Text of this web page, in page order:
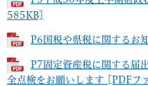
585KB]
P6国税や県税に関するお
P7固定資産税に関する届
全点検をお願いします [PDFフ